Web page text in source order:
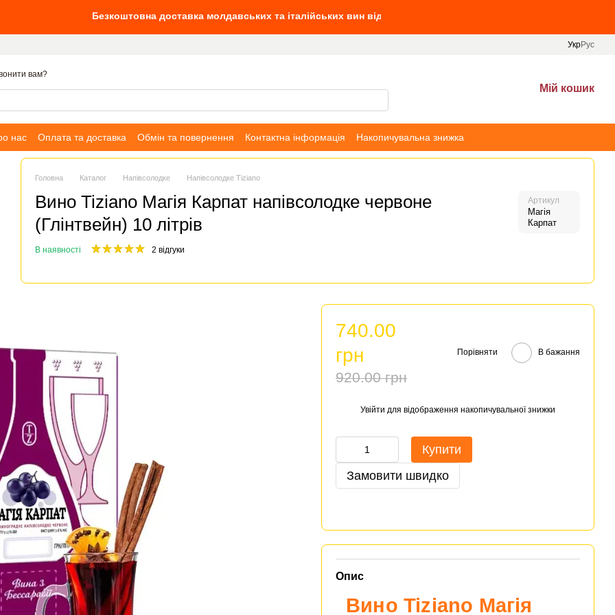
Безкоштовна доставка молдавських та італійських вин від 10 л вин, та Villa Tinta від 690 грн
УкрРус
вам?
Мій кошик
нас Оплата та доставка Обмін та повернення Контактна інформація Накопичувальна знижка
Головна Каталог Напівсолодке Напівсолодке Tiziano
Вино Tiziano Магія Карпат напівсолодке червоне
(Глінтвейн) 10 літрів
Артикул
Магія
Карпат
В наявності 2 відгуки
740.00
грн
920.00 грн
Порівняти В бажання
Увійти для відображення накопичувальної знижки
Купити
Замовити швидко
Опис
Вино Tiziano Магія